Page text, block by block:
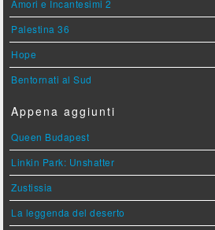
Amori e Incantesimi 2
Palestina 36
Hope
Bentornati al Sud
Appena aggiunti
Queen Budapest
Linkin Park: Unshatter
Zustissia
La leggenda del deserto